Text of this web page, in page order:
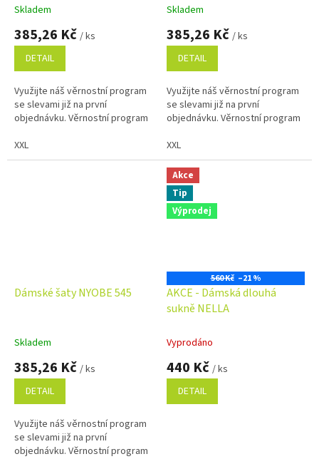
Skladem
385,26 Kč / ks
DETAIL
Využijte náš věrnostní program
se slevami již na první
objednávku. Věrnostní program
XXL
Skladem
385,26 Kč / ks
DETAIL
Využijte náš věrnostní program
se slevami již na první
objednávku. Věrnostní program
XXL
Dámské šaty NYOBE 545
Skladem
385,26 Kč / ks
DETAIL
Využijte náš věrnostní program
se slevami již na první
objednávku. Věrnostní program
Akce
Tip
Výprodej
560 Kč –21 %
AKCE - Dámská dlouhá
sukně NELLA
Vyprodáno
440 Kč / ks
DETAIL